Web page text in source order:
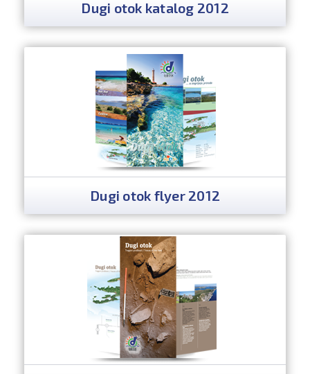
Dugi otok katalog 2012
Dugi otok flyer 2012